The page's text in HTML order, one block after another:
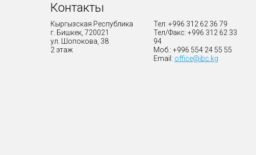
Контакты
Кыргызская Республика
г. Бишкек, 720021
ул. Шопокова, 38
2 этаж
Тел: +996 312 62 36 79
Тел/Факс: +996 312 62 33
94
Моб.: +996 554 24 55 55
Email: office@ibc.kg